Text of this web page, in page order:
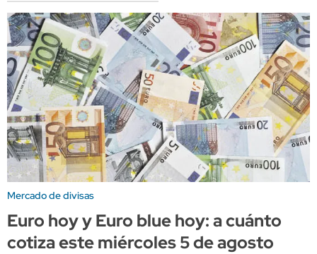
Mercado de divisas
Euro hoy y Euro blue hoy: a cuánto
cotiza este miércoles 5 de agosto